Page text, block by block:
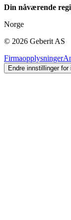
Din nåværende
Norge
© 2026 Geberit AS
Firmaopplysninger
Endre innstillinger